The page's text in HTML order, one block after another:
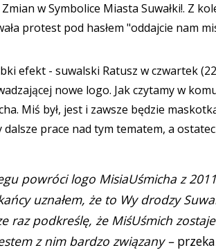
w Symbolice Miasta Suwałki!. Z
protest pod hasłem "oddajcie nam
efekt - suwalski Ratusz w czwartek
nowe logo. Jak czytamy w
Miś był, jest i zawsze będzie
dalsze prace nad tym tematem, a
powróci logo MisiaUśmicha z
uznałem, że to Wy drodzy
raz podkreślę, że MiśUśmich
z nim bardzo związany –